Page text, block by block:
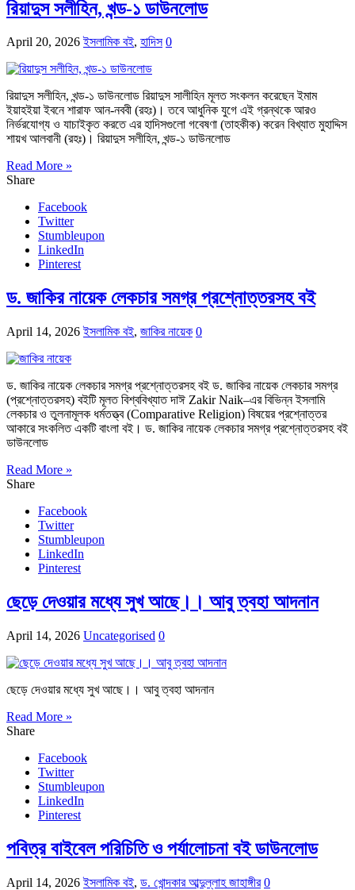
রিয়াদুস সলীহিন, খন্ড-১ ডাউনলোড
April 20, 2026 ইসলামিক বই, হাদিস 0
রিয়াদুস সলীহিন, খন্ড-১ ডাউনলোড রিয়াদুস সালীহিন মূলত সংকলন করেছেন ইমাম
ইয়াহইয়া ইবনে শারাফ আন-নববী (রহঃ)। তবে আধুনিক যুগে এই গ্রন্থকে আরও
নির্ভরযোগ্য ও যাচাইকৃত করতে এর হাদিসগুলো গবেষণা (তাহকীক) করেন বিখ্যাত মুহাদ্দিস
শায়খ আলবানী (রহঃ)। রিয়াদুস সলীহিন, খন্ড-১ ডাউনলোড
Read More »
Share
Facebook
Twitter
Stumbleupon
LinkedIn
Pinterest
ড. জাকির নায়েক লেকচার সমগ্র প্রশ্নোত্তরসহ বই
April 14, 2026 ইসলামিক বই, জাকির নায়েক 0
ড. জাকির নায়েক লেকচার সমগ্র প্রশ্নোত্তরসহ বই ড. জাকির নায়েক লেকচার সমগ্র
(প্রশ্নোত্তরসহ) বইটি মূলত বিশ্ববিখ্যাত দাঈ Zakir Naik–এর বিভিন্ন ইসলামি
লেকচার ও তুলনামূলক ধর্মতত্ত্ব (Comparative Religion) বিষয়ের প্রশ্নোত্তর
আকারে সংকলিত একটি বাংলা বই। ড. জাকির নায়েক লেকচার সমগ্র প্রশ্নোত্তরসহ বই
ডাউনলোড
Read More »
Share
Facebook
Twitter
Stumbleupon
LinkedIn
Pinterest
ছেড়ে দেওয়ার মধ্যে সুখ আছে।। আবু ত্বহা আদনান
April 14, 2026 Uncategorised 0
ছেড়ে দেওয়ার মধ্যে সুখ আছে।। আবু ত্বহা আদনান
Read More »
Share
Facebook
Twitter
Stumbleupon
LinkedIn
Pinterest
পবিত্র বাইবেল পরিচিতি ও পর্যালোচনা বই ডাউনলোড
April 14, 2026 ইসলামিক বই, ড. খোন্দকার আব্দুল্লাহ জাহাঙ্গীর 0